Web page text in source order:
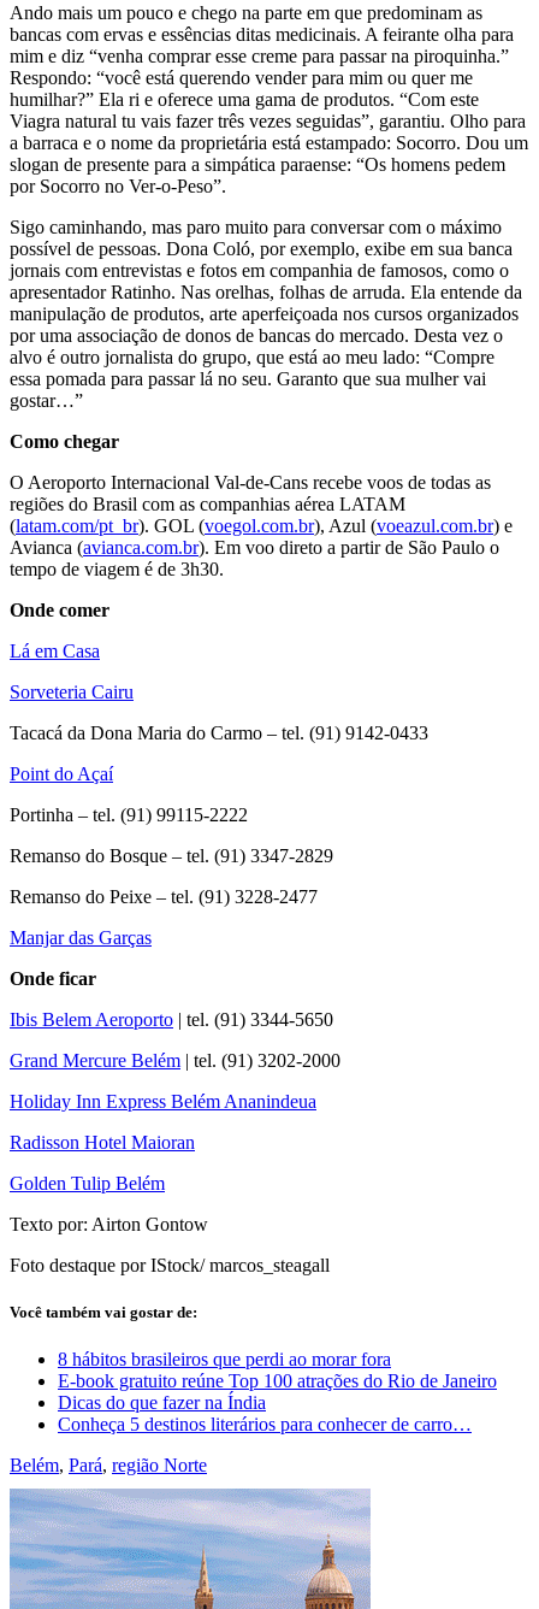
Ando mais um pouco e chego na parte em que pre­dominam as
bancas com ervas e essências ditas medici­nais. A feirante olha para
mim e diz “venha comprar esse creme para passar na piroquinha.”
Respondo: “você está querendo vender para mim ou quer me
humilhar?” Ela ri e oferece uma gama de produtos. “Com este
Viagra natural tu vais fazer três vezes seguidas”, garantiu. Olho para
a barraca e o nome da proprietária está estampado: Socorro. Dou um
slogan de presente para a simpática pa­raense: “Os homens pedem
por Socorro no Ver-o-Peso”.
Sigo caminhando, mas paro muito para conversar com o máximo
possível de pessoas. Dona Coló, por exemplo, exibe em sua banca
jornais com entrevistas e fotos em companhia de famosos, como o
apresentador Ratinho. Nas orelhas, folhas de arruda. Ela entende da
manipulação de produtos, arte aperfeiçoada nos cursos organizados
por uma associação de donos de bancas do mercado. Desta vez o
alvo é outro jornalista do gru­po, que está ao meu lado: “Compre
essa pomada para passar lá no seu. Garanto que sua mulher vai
gostar…”
Como chegar
O Aeroporto Internacional Val-de-Cans rece­be voos de todas as
regiões do Brasil com as companhias aérea LATAM
(latam.com/pt_br). GOL (voegol.com.br), Azul (voeazul.com.br) e
Avianca (avianca.com.br). Em voo direto a partir de São Paulo o
tempo de via­gem é de 3h30.
Onde comer
Lá em Casa
Sorveteria Cairu
Tacacá da Dona Maria do Carmo – tel. (91) 9142-0433
Point do Açaí
Portinha – tel. (91) 99115-2222
Remanso do Bosque – tel. (91) 3347-2829
Remanso do Peixe – tel. (91) 3228-2477
Manjar das Garças
Onde ficar
Ibis Belem Aeroporto | tel. (91) 3344-5650
Grand Mercure Belém | tel. (91) 3202-2000
Holiday Inn Express Belém Ananindeua
Radisson Hotel Maioran
Golden Tulip Belém
Texto por: Airton Gontow
Foto destaque por IStock/ marcos_steagall
Você também vai gostar de:
8 hábitos brasileiros que perdi ao morar fora
E-book gratuito reúne Top 100 atrações do Rio de Janeiro
Dicas do que fazer na Índia
Conheça 5 destinos literários para conhecer de carro…
Belém, Pará, região Norte